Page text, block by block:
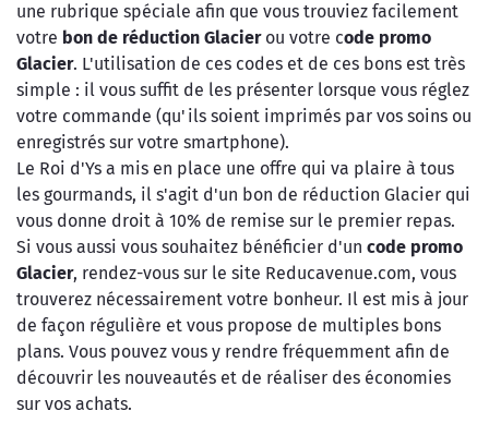
une rubrique spéciale afin que vous trouviez facilement
votre bon de réduction Glacierou votre code promo
Glacier. L'utilisation de ces codes et de ces bons est très
simple : il vous suffit de les présenter lorsque vous réglez
votre commande (qu'ils soient imprimés par vos soins ou
enregistrés sur votre smartphone).
Le Roi d'Ys a mis en place une offre qui va plaire à tous
les gourmands, il s'agit d'un bon de réduction Glacier qui
vous donne droit à 10% de remise sur le premier repas.
Si vous aussi vous souhaitez bénéficier d'un code promo
Glacier, rendez-vous sur le site Reducavenue.com, vous
trouverez nécessairement votre bonheur. Il est mis à jour
de façon régulière et vous propose de multiples bons
plans. Vous pouvez vous y rendre fréquemment afin de
découvrir les nouveautés et de réaliser des économies
sur vos achats.